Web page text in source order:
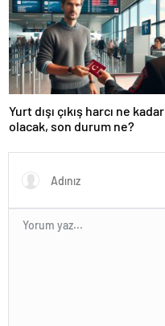
Yurt dışı çıkış harcı ne kadar
olacak, son durum ne?